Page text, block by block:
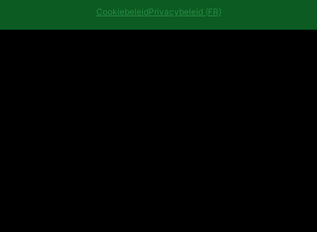
CookiebeleidPrivacybeleid (FR)